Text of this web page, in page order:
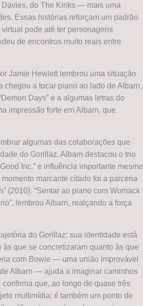
do The Kinks — mais uma
Essas histórias reforçam um padrão
pode até ter personagens
de encontros muito reais entre
Jamie Hewlett lembrou uma situação
a tocar piano ao lado de Albarn,
Days” e a algumas letras do
impressão forte em Albarn, que
algumas das colaborações que
do Gorillaz. Albarn destacou o trio
Inc.” e influência importante mesmo
marcante citado foi a parceria
(2010). “Sentar ao piano com Womack
lembrou Albarn, realçando a força
do Gorillaz: sua identidade está
que se concretizaram quanto às que
com Bowie — uma união improvável
Albarn — ajuda a imaginar caminhos
que, ao longo de quase três
multimídia: é também um ponto de